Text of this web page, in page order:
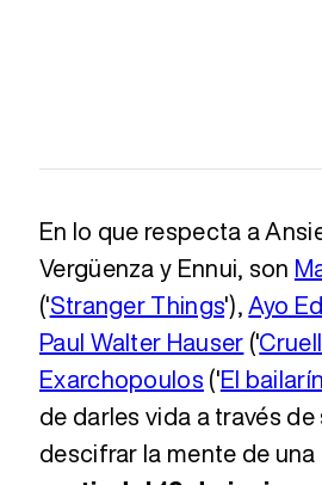
En lo que respecta a
Vergüenza y Ennui, son
('Stranger Things'),Ayo
Paul Walter Hauser ('
Exarchopoulos ('El bailarín
de darles vida a través
descifrar la mente de